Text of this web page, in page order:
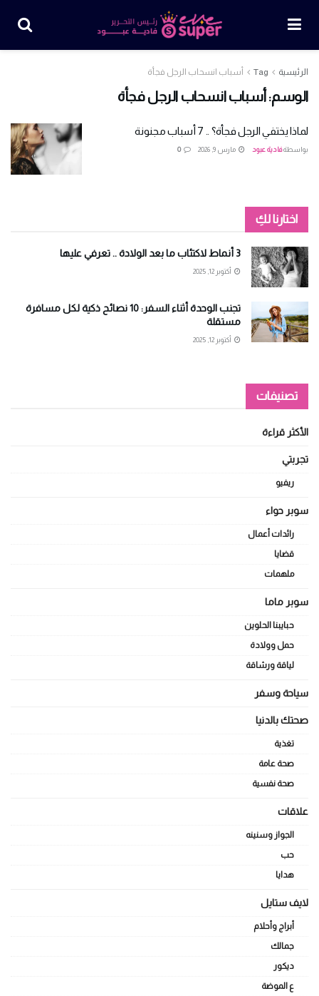
الرئيسية Tag أسباب انسحاب الرجل فجأة
الوسم:أسباب انسحاب الرجل فجأة
لماذا يختفي الرجل فجأة؟ .. 7 أسباب مجنونة
بواسطةفادية عبود مارس 9, 2026 0
اختارنا لكِ
3 أنماط لاكتئاب ما بعد الولادة .. تعرفي عليها
أكتوبر 12, 2025
تجنب الوحدة أثناء السفر: 10 نصائح ذكية لكل مسافرة
مستقلة
أكتوبر 12, 2025
تصنيفات
الأكثر قراءة
تجربتي
ريفيو
سوبر حواء
رائدات أعمال
قضايا
ملهمات
سوبر ماما
حبايبنا الحلوين
حمل وولادة
لياقة ورشاقة
سياحة وسفر
صحتك بالدنيا
تغذية
صحة عامة
صحة نفسية
علاقات
الجواز وسنينه
حب
هدايا
لايف ستايل
أبراج وأحلام
جمالك
ديكور
ع الموضة